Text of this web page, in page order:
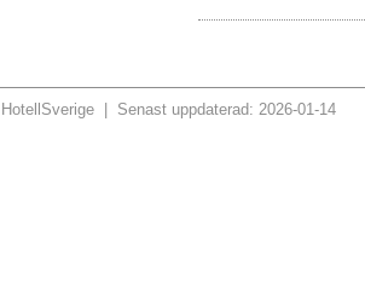
| Senast uppdaterad: 2026-01-14